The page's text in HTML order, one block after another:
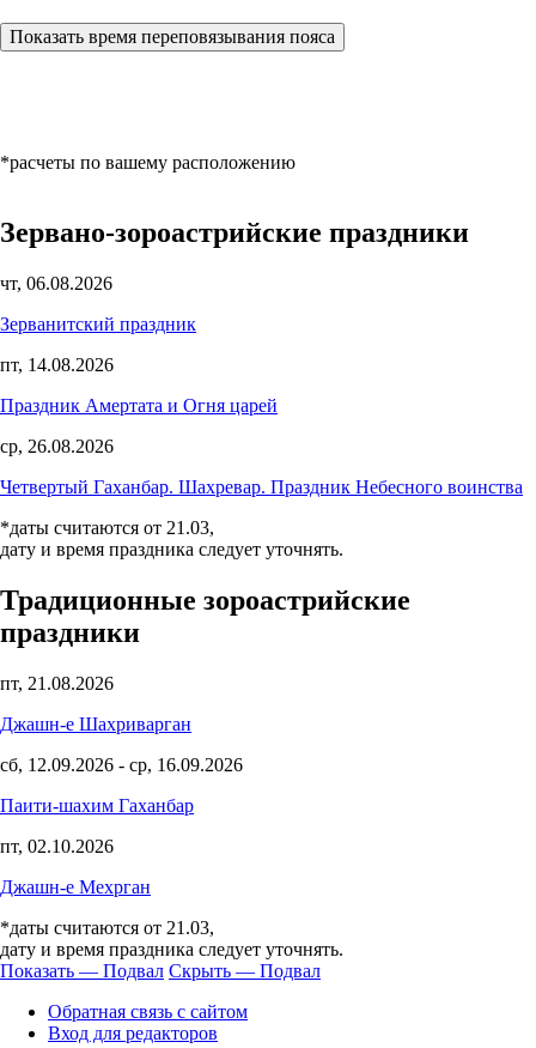
Показать время переповязывания пояса
*расчеты по вашему расположению
Зервано-зороастрийские праздники
чт, 06.08.2026
Зерванитский праздник
пт, 14.08.2026
Праздник Амертата и Огня царей
ср, 26.08.2026
Четвертый Гаханбар. Шахревар. Праздник Небесного воинства
*даты считаются от 21.03,
дату и время праздника следует уточнять.
Традиционные зороастрийские
праздники
пт, 21.08.2026
Джашн-е Шахриварган
сб, 12.09.2026 - ср, 16.09.2026
Паити-шахим Гаханбар
пт, 02.10.2026
Джашн-е Мехрган
*даты считаются от 21.03,
дату и время праздника следует уточнять.
Подвал
Показать — Подвал Скрыть — Подвал
Обратная связь с сайтом
Вход для редакторов